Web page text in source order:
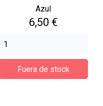
Azul
Precio
6,50 €
Fuera de stock